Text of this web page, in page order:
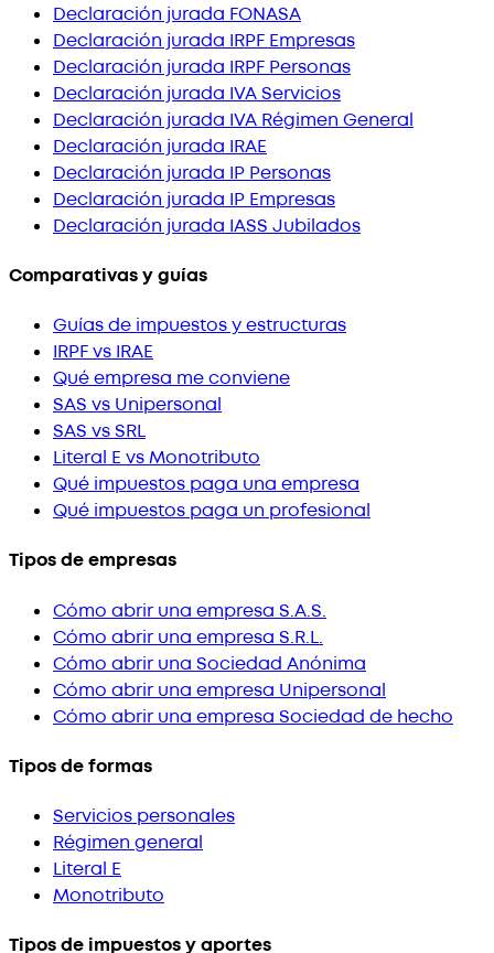
Declaración jurada FONASA
Declaración jurada IRPF Empresas
Declaración jurada IRPF Personas
Declaración jurada IVA Servicios
Declaración jurada IVA Régimen General
Declaración jurada IRAE
Declaración jurada IP Personas
Declaración jurada IP Empresas
Declaración jurada IASS Jubilados
Comparativas y guías
Guías de impuestos y estructuras
IRPF vs IRAE
Qué empresa me conviene
SAS vs Unipersonal
SAS vs SRL
Literal E vs Monotributo
Qué impuestos paga una empresa
Qué impuestos paga un profesional
Tipos de empresas
Cómo abrir una empresa S.A.S.
Cómo abrir una empresa S.R.L.
Cómo abrir una Sociedad Anónima
Cómo abrir una empresa Unipersonal
Cómo abrir una empresa Sociedad de hecho
Tipos de formas
Servicios personales
Régimen general
Literal E
Monotributo
Tipos de impuestos y aportes